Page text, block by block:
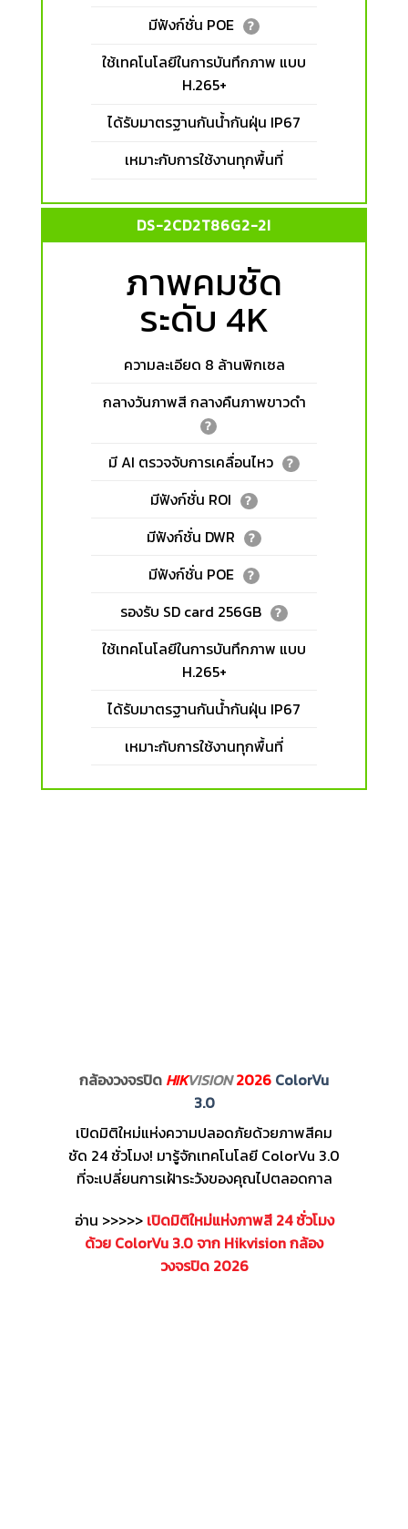
มีฟังก์ชั่น POE ?
ใช้เทคโนโลยีในการบันทึกภาพ แบบ
H.265+
ได้รับมาตรฐานกันน้ำกันฝุ่น IP67
เหมาะกับการใช้งานทุกพื้นที่
DS-2CD2T86G2-2I
ภาพคมชัด
ระดับ 4K
ความละเอียด 8 ล้านพิกเซล
กลางวันภาพสี กลางคืนภาพขาวดำ
?
มี AI ตรวจจับการเคลื่อนไหว ?
มีฟังก์ชั่น ROI ?
มีฟังก์ชั่น DWR ?
มีฟังก์ชั่น POE ?
รองรับ SD card 256GB ?
ใช้เทคโนโลยีในการบันทึกภาพ แบบ
H.265+
ได้รับมาตรฐานกันน้ำกันฝุ่น IP67
เหมาะกับการใช้งานทุกพื้นที่
กล้องวงจรปิด HIKVISION 2026 ColorVu
3.0
เปิดมิติใหม่แห่งความปลอดภัยด้วยภาพสีคม
ชัด 24 ชั่วโมง! มารู้จักเทคโนโลยี ColorVu 3.0
ที่จะเปลี่ยนการเฝ้าระวังของคุณไปตลอดกาล
อ่าน >>>>> เปิดมิติใหม่แห่งภาพสี 24 ชั่วโมง
ด้วย ColorVu 3.0 จาก Hikvision กล้อง
วงจรปิด 2026